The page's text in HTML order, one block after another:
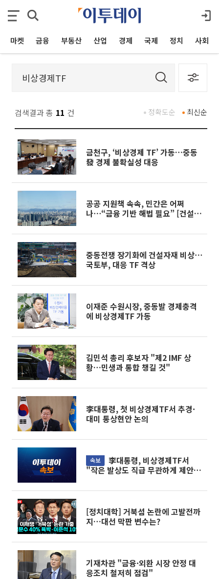
마켓 금융 부동산 산업 경제 국제 정치 사회
검색결과 총 11 건 최신순
정확도순
금천구, ‘비상경제 TF’ 가동…중동
發 경제 불확실성 대응
공공 지원책 속속, 민간은 어쩌
나⋯“금융 기반 해법 필요” [건설현
중동전쟁 장기화에 건설자재 비상⋯
국토부, 대응 TF 격상
이재준 수원시장, 중동발 경제충격
에 비상경제TF 가동
김민석 총리 후보자 "제2 IMF 상
황…민생과 통합 챙길 것"
李대통령, 첫 비상경제TF서 추경·
대미 통상현안 논의
속보
"작은 발상도 직급 무관하게 제안해
[정치대학] 거북섬 논란에 고발전까
지…대선 막판 변수는?
기재차관 "금융·외환 시장 안정 대
응조치 철저히 점검"